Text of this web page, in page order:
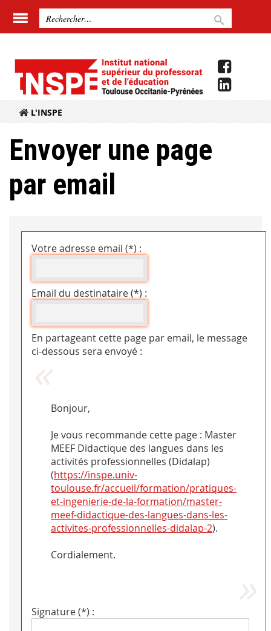
L'INSPE
Envoyer une page
par email
Votre adresse email (*) :
Email du destinataire (*) :
En partageant cette page par email, le message
ci-dessous sera envoyé :
Bonjour,
Je vous recommande cette page : Master
MEEF Didactique des langues dans les
activités professionnelles (Didalap)
(https://inspe.univ-
toulouse.fr/accueil/formation/pratiques-
et-ingenierie-de-la-formation/master-
meef-didactique-des-langues-dans-les-
activites-professionnelles-didalap-2).
Cordialement.
Signature (*) :